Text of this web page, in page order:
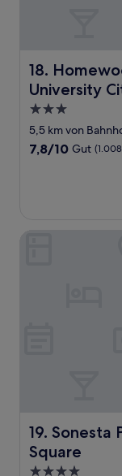
18.
University
Homewood
3.0-
Sterne-
Unterkunft
5,5 km von
7.8
7,8/10 Gut
19. Sonesta
Square
Sonesta
4.0-